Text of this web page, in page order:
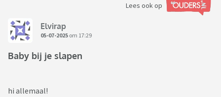
Lees ook op
Elvirap
05-07-2025 om 17:29
Baby bij je slapen
hi allemaal!